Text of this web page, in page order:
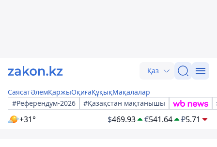
Қаз
СаясатӘлемҚаржыОқиғаҚұқықМақалалар
#Референдум-2026
#Қазақстан мақтанышы
+31° $469.93 €541.64 ₽5.71